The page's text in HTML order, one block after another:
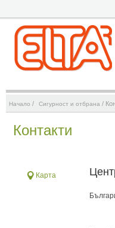
Начало / Сигурност и отбрана /
Контакти
Карта